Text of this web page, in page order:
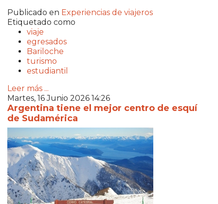
Publicado en Experiencias de viajeros
Etiquetado como
viaje
egresados
Bariloche
turismo
estudiantil
Leer más ...
Martes, 16 Junio 2026 14:26
Argentina tiene el mejor centro de esquí
de Sudamérica